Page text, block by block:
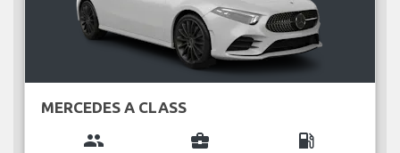
MERCEDES A CLASS
group business_center local_gas_station